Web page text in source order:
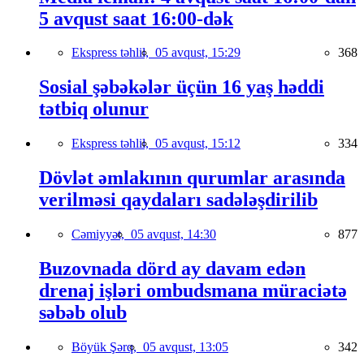
5 avqust saat 16:00-dək
Ekspress təhlil, 05 avqust, 15:29 368
Sosial şəbəkələr üçün 16 yaş həddi
tətbiq olunur
Ekspress təhlil, 05 avqust, 15:12 334
Dövlət əmlakının qurumlar arasında
verilməsi qaydaları sadələşdirilib
Cəmiyyət, 05 avqust, 14:30 877
Buzovnada dörd ay davam edən
drenaj işləri ombudsmana müraciətə
səbəb olub
Böyük Şərq, 05 avqust, 13:05 342